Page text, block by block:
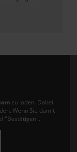
zu laden. Dabei
Wenn Sie damit
"Bestätigen".